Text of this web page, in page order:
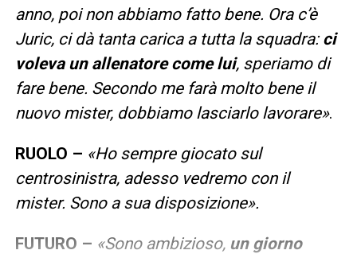
anno, poi non abbiamo fatto bene. Ora c’è
Juric, ci dà tanta carica a tutta la squadra:ci
voleva un allenatore come lui, speriamo di
fare bene. Secondo me farà molto bene il
nuovo mister, dobbiamo lasciarlo lavorare».
RUOLO – «Ho sempre giocato sul
centrosinistra, adesso vedremo con il
mister. Sono a sua disposizione».
FUTURO – «Sono ambizioso,un giorno